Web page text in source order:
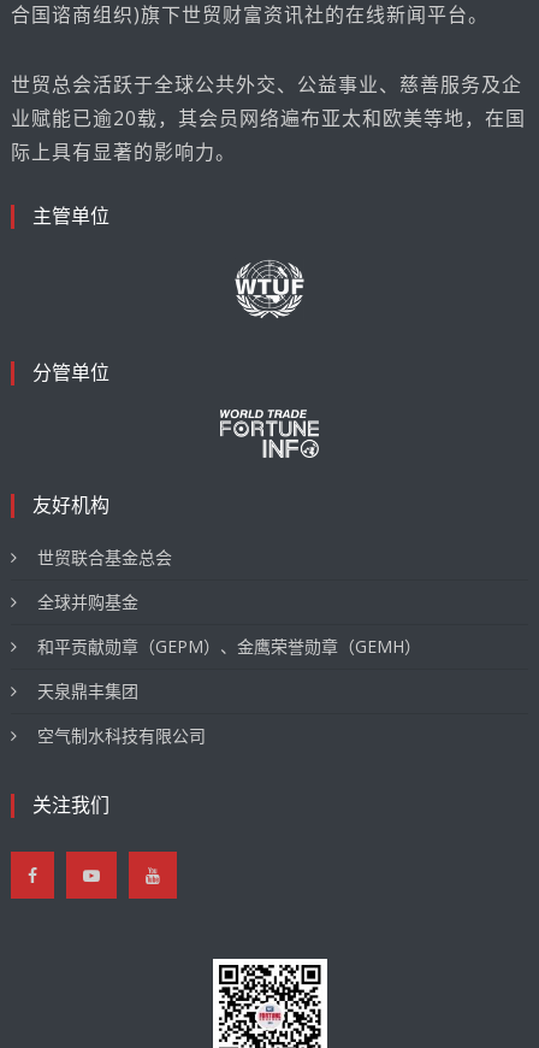
合国谘商组织)旗下世贸财富资讯社的在线新闻平台。
世贸总会活跃于全球公共外交、公益事业、慈善服务及企
业赋能已逾20载，其会员网络遍布亚太和欧美等地，在国
际上具有显著的影响力。
主管单位
分管单位
友好机构
世贸联合基金总会
全球并购基金
和平贡献勋章（GEPM）、金鹰荣誉勋章（GEMH）
天泉鼎丰集团
空气制水科技有限公司
关注我们